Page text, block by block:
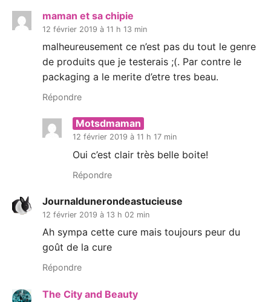
maman et sa chipie
12 février 2019 à 11 h 13 min
malheureusement ce n’est pas du tout le genre
de produits que je testerais ;(. Par contre le
packaging a le merite d’etre tres beau.
Répondre
Motsdmaman
12 février 2019 à 11 h 17 min
Oui c’est clair très belle boite!
Répondre
Journaldunerondeastucieuse
12 février 2019 à 13 h 02 min
Ah sympa cette cure mais toujours peur du
goût de la cure
Répondre
The City and Beauty